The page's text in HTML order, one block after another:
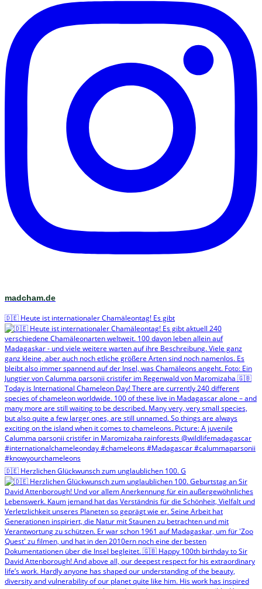
madcham.de
🇩🇪 Heute ist internationaler Chamäleontag! Es gibt
🇩🇪 Herzlichen Glückwunsch zum unglaublichen 100. G